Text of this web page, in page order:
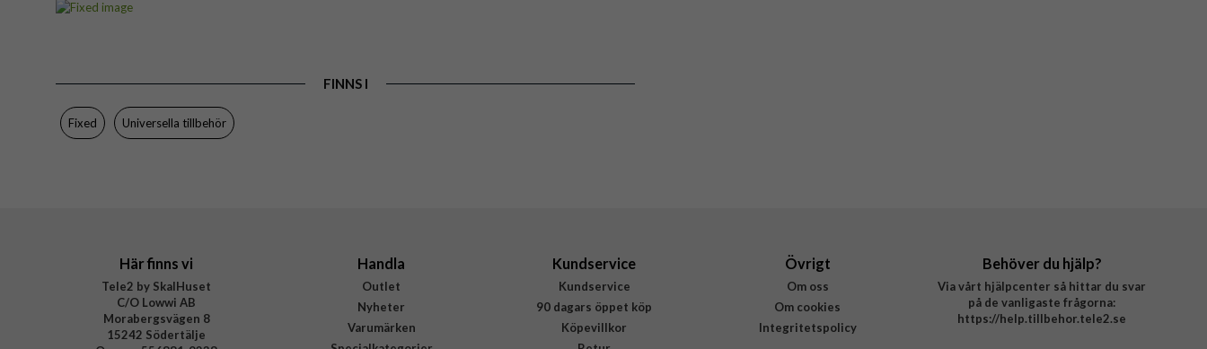
Färg
Svart
Material
Varumärke
FINNS I
Fixed Universella tillbehör
Här finns vi
Tele2 by SkalHuset
C/O Lowwi AB
Morabergsvägen 8
15242 Södertälje
Handla
Outlet
Nyheter
Varumärken
Kundservice
Kundservice
90 dagars öppet köp
Köpevillkor
Övrigt
Om oss
Om cookies
Integritetspolicy
Behöver du hjälp?
Via vårt hjälpcenter så hittar du svar
på de vanligaste frågorna:
https://help.tillbehor.tele2.se